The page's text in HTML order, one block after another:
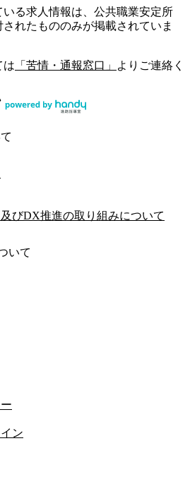
る求人情報は、公共職業安定所
されたもののみが掲載されていま
は 「苦情・通報窓口」
よりご連絡く
びDX推進の取り組みについて
いて
ン